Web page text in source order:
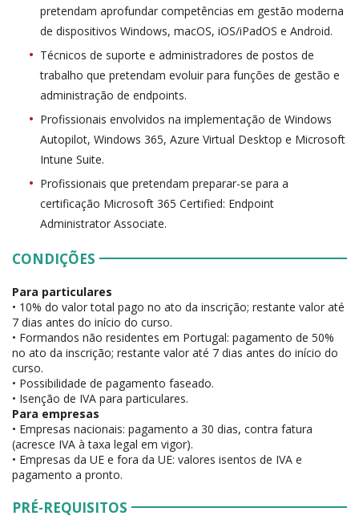
pretendam aprofundar competências em gestão moderna
de dispositivos Windows, macOS, iOS/iPadOS e Android.
Técnicos de suporte e administradores de postos de
trabalho que pretendam evoluir para funções de gestão e
administração de endpoints.
Profissionais envolvidos na implementação de Windows
Autopilot, Windows 365, Azure Virtual Desktop e Microsoft
Intune Suite.
Profissionais que pretendam preparar-se para a
certificação Microsoft 365 Certified: Endpoint
Administrator Associate.
CONDIÇÕES
Para particulares
• 10% do valor total pago no ato da inscrição; restante valor até
7 dias antes do início do curso.
• Formandos não residentes em Portugal: pagamento de 50%
no ato da inscrição; restante valor até 7 dias antes do início do
curso.
• Possibilidade de pagamento faseado.
• Isenção de IVA para particulares.
Para empresas
• Empresas nacionais: pagamento a 30 dias, contra fatura
(acresce IVA à taxa legal em vigor).
• Empresas da UE e fora da UE: valores isentos de IVA e
pagamento a pronto.
PRÉ-REQUISITOS